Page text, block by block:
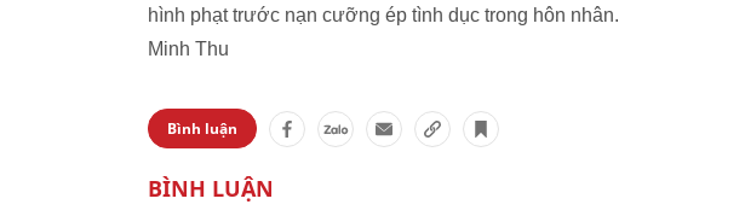
hình phạt trước nạn cưỡng ép tình dục trong hôn nhân.
Minh Thu
Bình luận